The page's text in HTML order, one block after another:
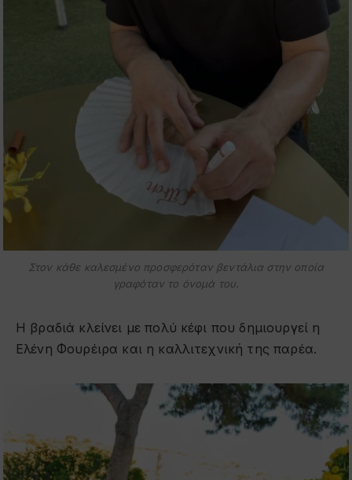
Στον κάθε καλεσμένο προσφερόταν βεντάλια στην οποία
γραφόταν το όνομά του.
Η βραδιά κλείνει με πολύ κέφι που δημιουργεί η
Ελένη Φουρέιρα και η καλλιτεχνική της παρέα.